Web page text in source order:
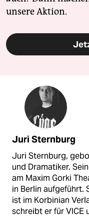
unsere Aktion.
Juri Sternburg
Juri Sternburg,
und Dramatiker.
am Maxim Gorki
in Berlin aufgeführt.
ist im Korbinian
schreibt er für VICE